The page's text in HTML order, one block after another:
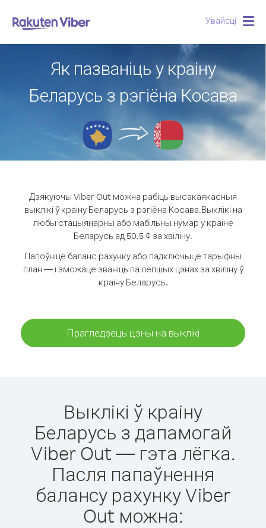
Увайсці
Як пазваніць у краіну
Беларусь з рэгіёна Косава
Дзякуючы Viber Out можна рабіць высакаякасныя
выклікі ў краіну Беларусь з рэгіёна Косава.Выклікі на
любы стацыянарны або мабільны нумар у краіне
Беларусь ад 50.5 ¢ за хвіліну.
Папоўніце баланс рахунку або падключыце тарыфны
план — і зможаце званіць па лепшых цэнах за хвіліну ў
краіну Беларусь.
Прагледзець цэны на выклікі
Выклікі ў краіну
Беларусь з дапамогай
Viber Out — гэта лёгка.
Пасля папаўнення
балансу рахунку Viber
Out можна: